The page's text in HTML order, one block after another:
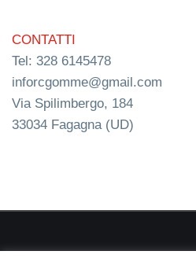
CONTATTI
Tel: 328 6145478
inforcgomme@gmail.com
Via Spilimbergo, 184
33034 Fagagna (UD)